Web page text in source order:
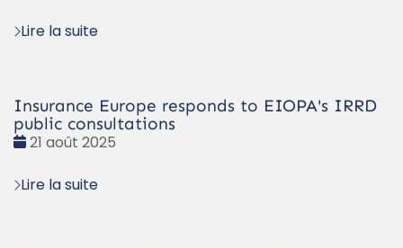
Lire la suite
Insurance Europe responds to EIOPA's IRRD
public consultations
Date
21 août 2025
Lire la suite